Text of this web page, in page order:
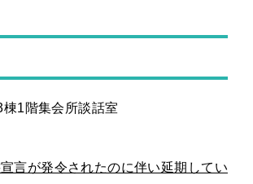
1階集会所談話室
言が発令されたのに伴い延期してい